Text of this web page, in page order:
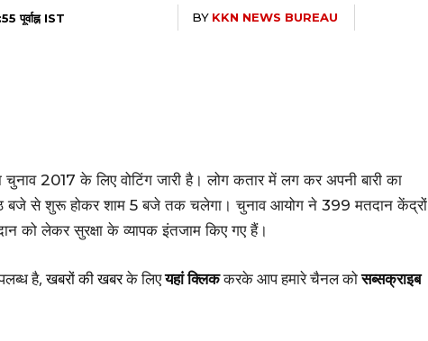
पूर्वाह्न IST BY KKN NEWS BUREAU
चुनाव 2017 के लिए वोटिंग जारी है। लोग कतार में लग कर अपनी बारी का
बजे से शुरू होकर शाम 5 बजे तक चलेगा। चुनाव आयोग ने 399 मतदान केंद्रों
को लेकर सुरक्षा के व्यापक इंतजाम किए गए हैं।
है,खबरों की खबरके लिएयहां क्लिककरके आप हमारे चैनल कोसब्सक्राइब